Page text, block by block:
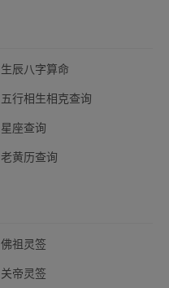
生辰八字算命
五行相生相克查询
星座查询
老黄历查询
佛祖灵签
关帝灵签